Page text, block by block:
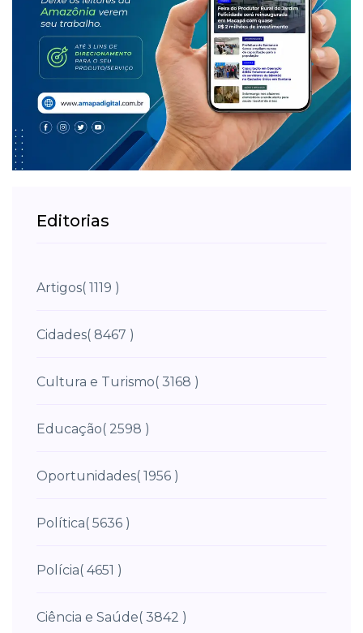
Editorias
Artigos( 1119 )
Cidades( 8467 )
Cultura e Turismo( 3168 )
Educação( 2598 )
Oportunidades( 1956 )
Política( 5636 )
Polícia( 4651 )
Ciência e Saúde( 3842 )